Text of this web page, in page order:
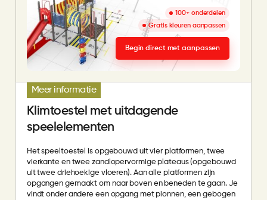
100+ onderdelen
Gratis kleuren aanpassen
Begin direct met aanpassen
Meer informatie
Klimtoestel met uitdagende
speelelementen
Het speeltoestel is opgebouwd uit vier platformen, twee
vierkante en twee zandlopervormige plateaus (opgebouwd
uit twee driehoekige vloeren). Aan alle platformen zijn
opgangen gemaakt om naar boven en beneden te gaan. Je
vindt onder andere een opgang met pionnen, een gebogen